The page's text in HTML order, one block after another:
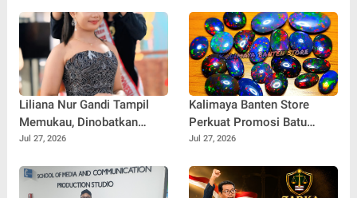
Liliana Nur Gandi Tampil
Memukau, Dinobatkan
sebagai Best Speech Duta
Jul 27, 2026
Kalimaya Banten Store
Perkuat Promosi Batu
Kalimaya Asli, Dorong
Semakin Dikenal
Jul 27, 2026